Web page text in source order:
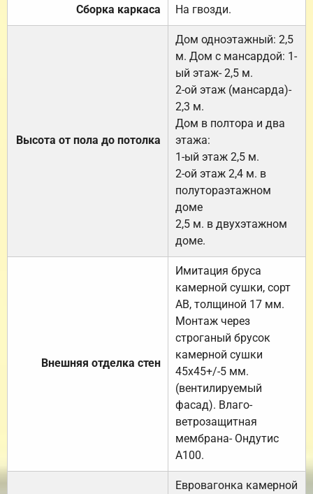
Сборка каркаса На гвозди.
Высота от пола до потолка
Дом одноэтажный: 2,5
м. Дом с мансардой: 1-
ый этаж- 2,5 м.
2-ой этаж (мансарда)-
2,3 м.
Дом в полтора и два
этажа:
1-ый этаж 2,5 м.
2-ой этаж 2,4 м. в
полутораэтажном
доме
2,5 м. в двухэтажном
доме.
Внешняя отделка стен
Имитация бруса
камерной сушки, сорт
АВ, толщиной 17 мм.
Монтаж через
строганый брусок
камерной сушки
45х45+/-5 мм.
(вентилируемый
фасад). Влаго-
ветрозащитная
мембрана- Ондутис
А100.
Евровагонка камерной